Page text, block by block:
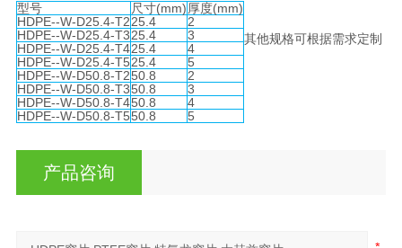
型号 尺寸(mm) 厚度(mm)
HDPE--W-D25.4-T225.4
2
HDPE--W-D25.4-T325.4
3
HDPE--W-D25.4-T425.4
4
HDPE--W-D25.4-T525.4
5
HDPE--W-D50.8-T250.8
2
HDPE--W-D50.8-T350.8
3
HDPE--W-D50.8-T450.8
4
HDPE--W-D50.8-T550.8 5
其他规格可根据需求定制
产品咨询